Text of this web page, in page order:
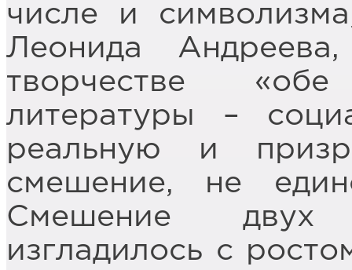
числе и
Леонида
творчестве
литературы –
реальную и
смешение, не
Смешение двух
изгладилось с